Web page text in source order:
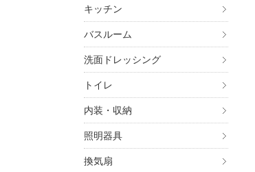
キッチン
バスルーム
洗面ドレッシング
トイレ
内装・収納
照明器具
換気扇